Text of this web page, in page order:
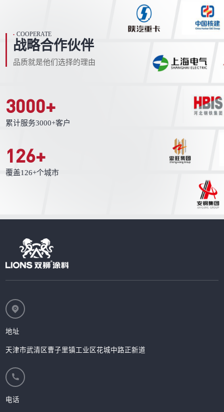
• COOPERATE
战略合作伙伴
品质就是他们选择的理由
3000+
累计服务3000+客户
126+
覆盖126+个城市
地址
天津市武清区曹子里镇工业区花城中路正新道
电话